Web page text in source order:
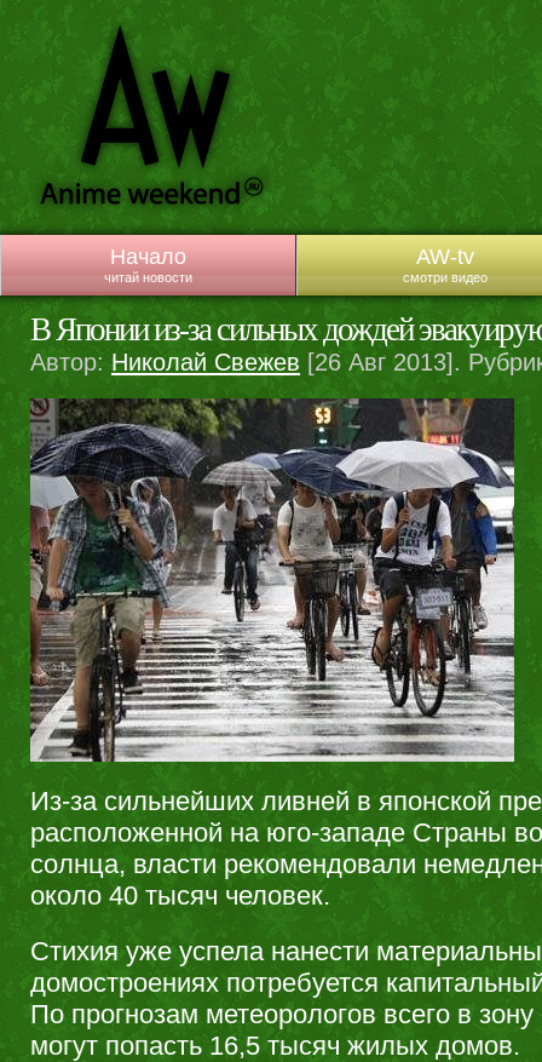
Начало
читай новости
AW-tv
смотри видео
В Японии из-за сильных дождей
Автор: Николай Свежев [26 Авг 2013].
Из-за сильнейших ливней в японской
расположенной на юго-западе Страны
солнца, власти рекомендовали
около 40 тысяч человек.
Стихия уже успела нанести
домостроениях потребуется
По прогнозам метеорологов всего в
могут попасть 16,5 тысяч жилых домов.